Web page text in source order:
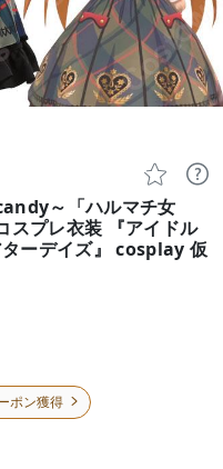
 
～「ハルマチ女
スプレ衣装 『アイドル
ーデイズ』 cosplay 仮
ポン獲得 